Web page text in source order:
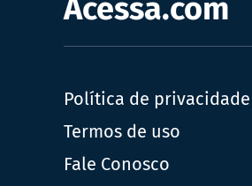
Acessa.com
Política de privacidade
Termos de uso
Fale Conosco